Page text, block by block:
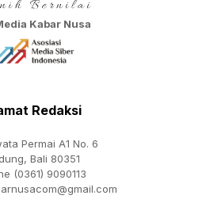
Kabar Nusa
Redaksi
Permai A1 No. 6
Bali 80351
(0361) 9090113